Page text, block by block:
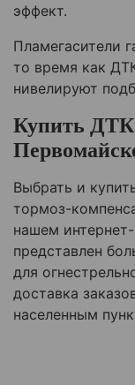
эффект.
Пламегасители
то время как
нивелируют
Купить ДТК
Выбрать и
тормоз-
нашем
представлен
для
доставка
населенным